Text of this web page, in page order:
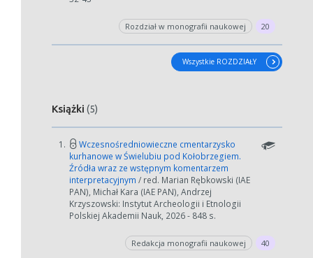
Rozdział w monografii naukowej 20
Wszystkie ROZDZIAŁY
Książki (5)
1.
Wczesnośredniowieczne cmentarzysko
kurhanowe w Świelubiu pod Kołobrzegiem.
Źródła wraz ze wstępnym komentarzem
interpretacyjnym / red. Marian Rębkowski (IAE
PAN), Michał Kara (IAE PAN), Andrzej
Krzyszowski: Instytut Archeologii i Etnologii
Polskiej Akademii Nauk, 2026 - 848 s.
Redakcja monografii naukowej 40